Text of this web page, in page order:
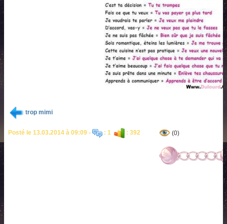
trop mimi
Posté le 13.03.2014 à 09:09 - : 1 : 392 (0)